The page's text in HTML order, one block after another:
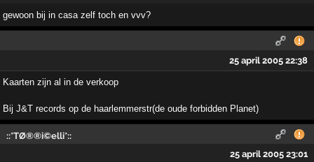
gewoon bij in casa zelf toch en vvv?
25 april 2005 22:38
Kaarten zijn al in de verkoop
Bij J&T records op de haarlemmerstr(de oude forbidden Planet)
::*TØ®®i©elli*::
25 april 2005 23:01